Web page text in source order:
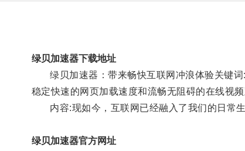
绿贝加速器下载地址
绿贝加速器：带来畅快互联网冲浪体验关键词:
稳定快速的网页加载速度和流畅无阻碍的在线视频
内容:现如今，互联网已经融入了我们的日常生
绿贝加速器官方网址